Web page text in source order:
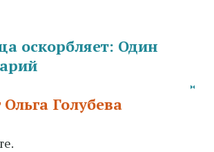
оскорбляет: Один
Голубева